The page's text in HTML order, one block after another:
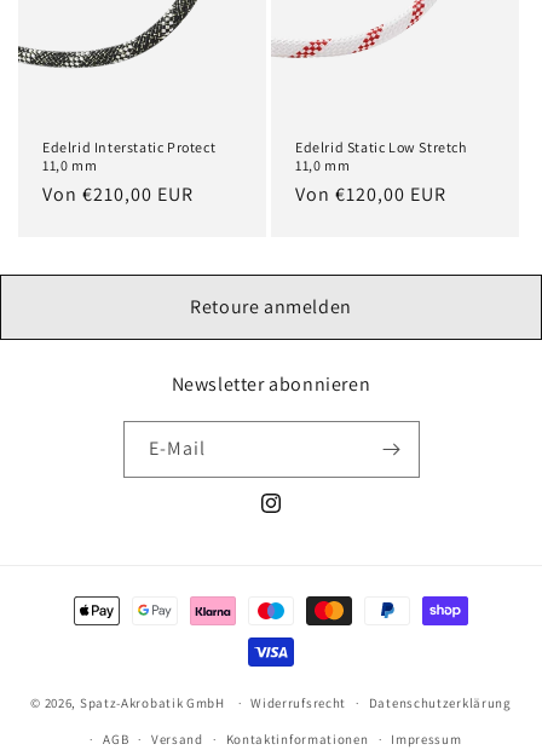
Edelrid Interstatic Protect
11,0 mm
Normaler
Von €210,00 EUR
Edelrid Static Low Stretch
11,0 mm
Normaler
Von €120,00 EUR
Retoure anmelden
Newsletter abonnieren
E-Mail
Instagram
Zahlungsmethoden
© 2026, Spatz-Akrobatik GmbH Widerrufsrecht Datenschutzerklärung
AGB Versand Kontaktinformationen Impressum